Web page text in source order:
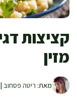
קציצות
מזין
מאת: ריטה פסחוב